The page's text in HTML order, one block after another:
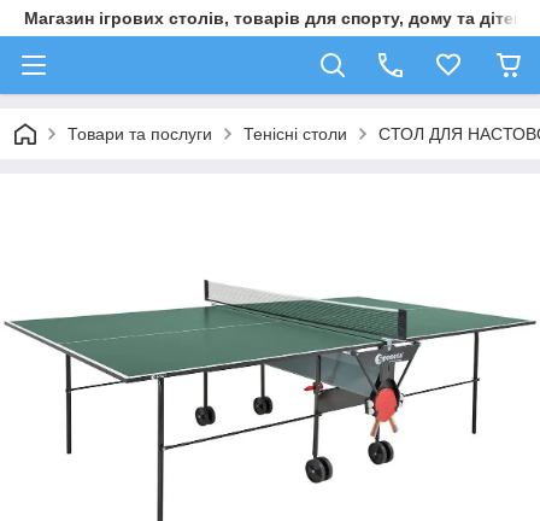
Магазин ігрових столів, товарів для спорту, дому та дітей
Товари та послуги Тенісні столи СТОЛ ДЛЯ